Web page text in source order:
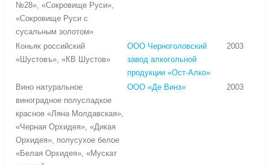
№28», «Сокровище Руси»,
«Сокровище Руси с
сусальным золотом»
Коньяк российский
«Шустовъ», «КВ Шустов»
ООО Черноголовский
завод алкогольной
продукции «Ост-Алко»
2003
Вино натуральное
виноградное полусладкое
красное «Ляна Молдавская»,
«Черная Орхидея», «Дикая
Орхидея», полусухое белое
«Белая Орхидея», «Мускат
ООО «Де Винз» 2003